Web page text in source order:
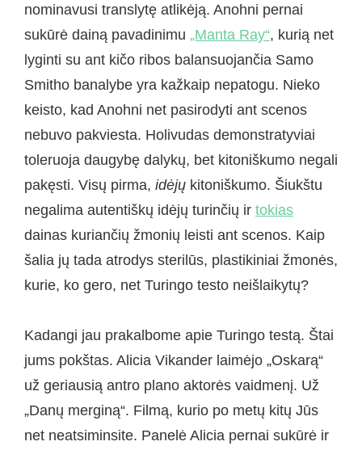
nominavusi translytę atlikėją. Anohni pernai
sukūrė dainą pavadinimu „Manta Ray“, kurią net
lyginti su ant kičo ribos balansuojančia Samo
Smitho banalybe yra kažkaip nepatogu. Nieko
keisto, kad Anohni net pasirodyti ant scenos
nebuvo pakviesta. Holivudas demonstratyviai
toleruoja daugybę dalykų, bet kitoniškumo negali
pakęsti. Visų pirma, idėjų kitoniškumo. Šiukštu
negalima autentiškų idėjų turinčių ir tokias
dainas kuriančių žmonių leisti ant scenos. Kaip
šalia jų tada atrodys sterilūs, plastikiniai žmonės,
kurie, ko gero, net Turingo testo neišlaikytų?
Kadangi jau prakalbome apie Turingo testą. Štai
jums pokštas. Alicia Vikander laimėjo „Oskarą“
už geriausią antro plano aktorės vaidmenį. Už
„Danų merginą“. Filmą, kurio po metų kitų Jūs
net neatsiminsite. Panelė Alicia pernai sukūrė ir